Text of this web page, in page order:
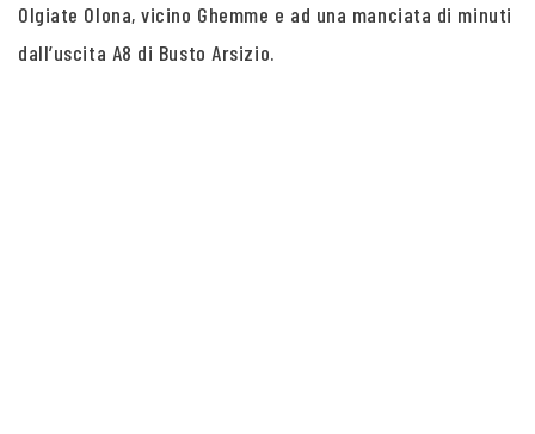
Olgiate Olona, vicino Ghemme e ad una manciata di minuti
dall’uscita A8 di Busto Arsizio.